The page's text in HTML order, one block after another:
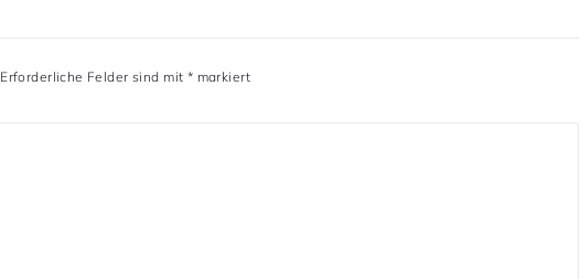
Erforderliche Felder sind mit * markiert